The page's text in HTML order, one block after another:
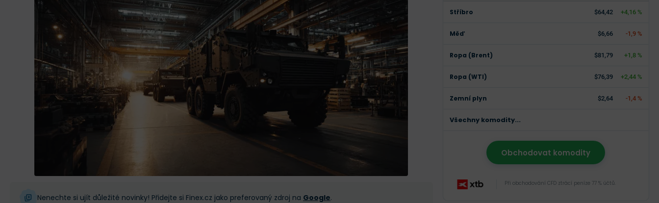
Nenechte si ujít důležité novinky! Přidejte si Finex.cz jako preferovaný zdroj na Google.
Stříbro $64,42 +4,16 %
Měď $6,66 -1,9 %
Ropa (Brent) $81,79 +1,8 %
Ropa (WTI) $76,39 +2,44 %
Zemní plyn $2,64 -1,4 %
Všechny komodity...
Obchodovat komodity
Při obchodování CFD ztrácí peníze 77 % účtů.